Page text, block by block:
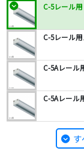
C-5レール
C-5レール
C-5Aレール
C-5Aレール